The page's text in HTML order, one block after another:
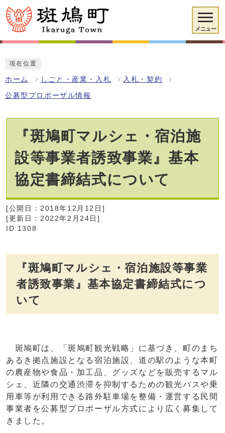
メニュー
現在位置
ホーム しごと・産業・入札 入札・契約
公募型プロポーザル情報
『斑鳩町マルシェ・宿泊施
設等事業者誘致事業』基本
協定書締結式について
[公開日：2018年12月12日]
[更新日：2022年2月24日]
ID:1308
『斑鳩町マルシェ・宿泊施設等事業
者誘致事業』基本協定書締結式につ
いて
斑鳩町は、「斑鳩町観光戦略」に基づき、町のまち
あるき拠点施設となる宿泊施設、道の駅のような本町
の農産物や食品・加工品、グッズなどを販売するマル
シェ、近隣の交通渋滞を抑制するための観光バスや乗
用車等が利用できる路外駐車場を整備・運営する民間
事業者を公募型プロポーザル方式により広く募集して
きました。